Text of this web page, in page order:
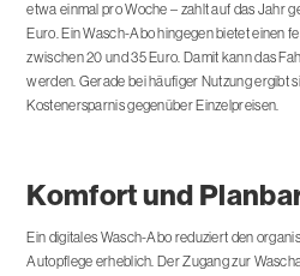
etwa einmal pro Woche – zahlt auf das Jahr
Euro. Ein Wasch-Abo hingegen bietet einen
zwischen 20 und 35 Euro. Damit kann das
werden. Gerade bei häufiger Nutzung ergibt
Kostenersparnis gegenüber Einzelpreisen.
Komfort und
Ein digitales Wasch-Abo reduziert den
Autopflege erheblich. Der Zugang zur